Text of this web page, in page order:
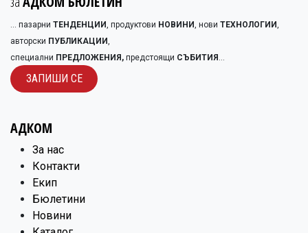
... пазарни ТЕНДЕНЦИИ , продуктови НОВИНИ , нови ТЕХНОЛОГИИ
авторски ПУБЛИКАЦИИ
специални ПРЕДЛОЖЕНИЯ, предстоящи СЪБИТИЯ
ЗАПИШИ С​​Е
АДКОМ
​За нас
Контакти
Екип
Бюлетини
Новини